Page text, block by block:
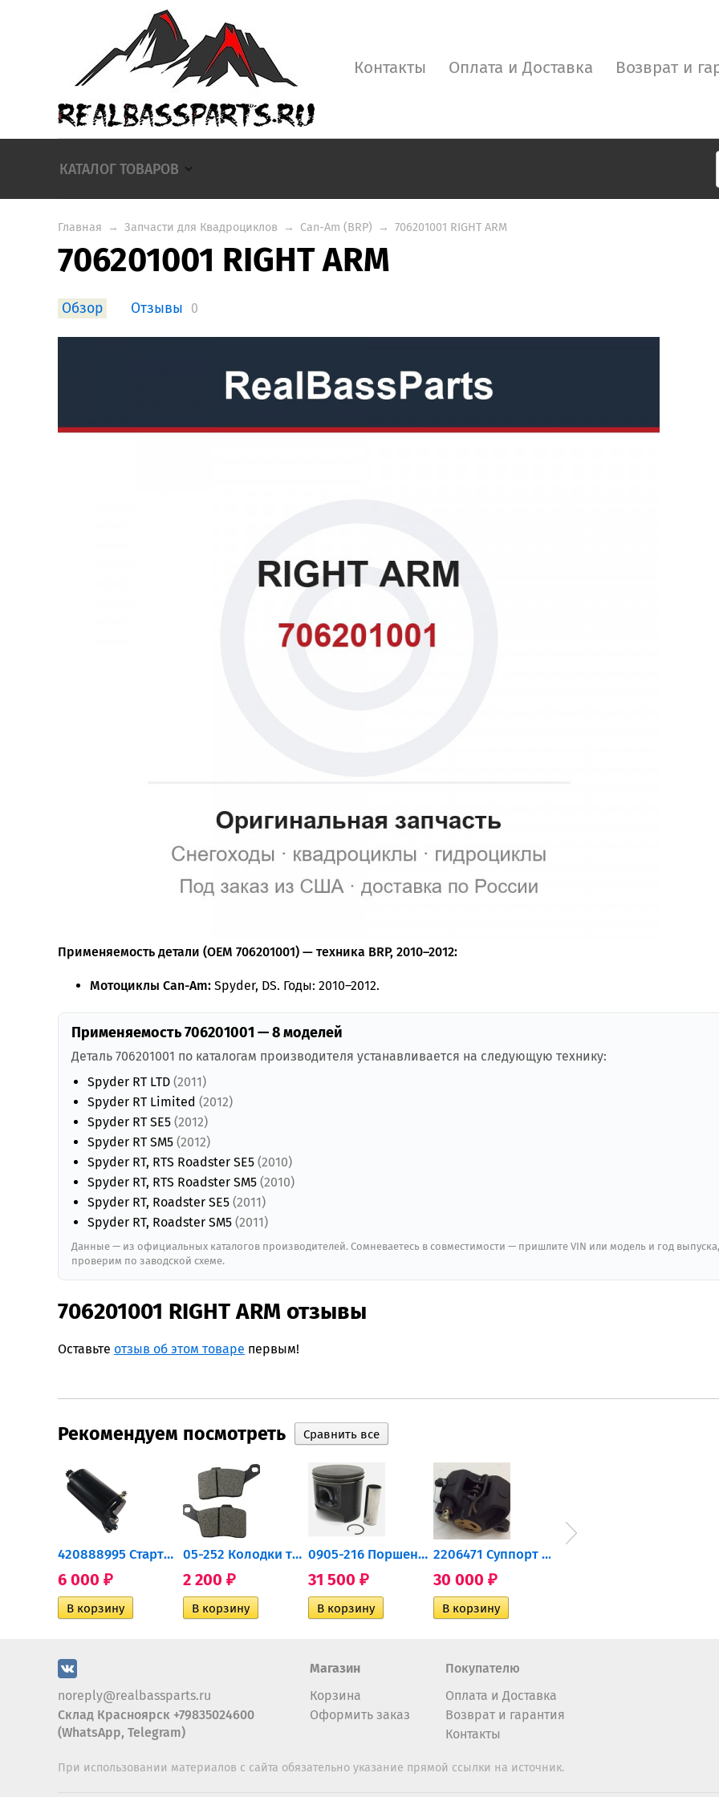
Контакты Оплата и Доставка Возврат и
КАТАЛОГ ТОВАРОВ
Главная → Запчасти для Квадроциклов → Can-Am (BRP) → 706201001 RIGHT ARM
706201001 RIGHT ARM
Обзор Отзывы 0
Применяемость детали (OEM 706201001) — техника BRP, 2010–2012:
Мотоциклы Can-Am: Spyder, DS. Годы: 2010–2012.
Применяемость 706201001 — 8 моделей
Деталь 706201001 по каталогам производителя устанавливается на следующую технику:
Spyder RT LTD (2011)
Spyder RT Limited (2012)
Spyder RT SE5 (2012)
Spyder RT SM5 (2012)
Spyder RT, RTS Roadster SE5 (2010)
Spyder RT, RTS Roadster SM5 (2010)
Spyder RT, Roadster SE5 (2011)
Spyder RT, Roadster SM5 (2011)
Данные — из официальных каталогов производителей. Сомневаетесь в совместимости — пришлите VIN или модель и год выпуска,
проверим по заводской схеме.
706201001 RIGHT ARM отзывы
Оставьте отзыв об этом товаре первым!
Рекомендуем посмотреть
420888995 Стартер для...
6 000 ₽
05-252 Колодки тормозные...
2 200 ₽
0905-216 Поршень Arctic Cat...
31 500 ₽
2206471 Суппорт тормозной...
30 000 ₽
noreply@realbassparts.ru
Склад Красноярск +79835024600
(WhatsApp, Telegram)
Магазин
Корзина
Оформить заказ
Покупателю
Оплата и Доставка
Возврат и гарантия
Контакты
При использовании материалов с сайта обязательно указание прямой ссылки на источник.